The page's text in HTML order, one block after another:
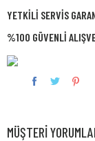
YETKİLİ SERVİS
%100 GÜVENLİ
MÜŞTERİ